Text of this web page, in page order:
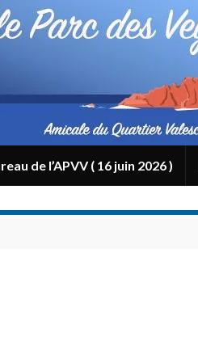
de l’APVV ( 16 juin 2026 )